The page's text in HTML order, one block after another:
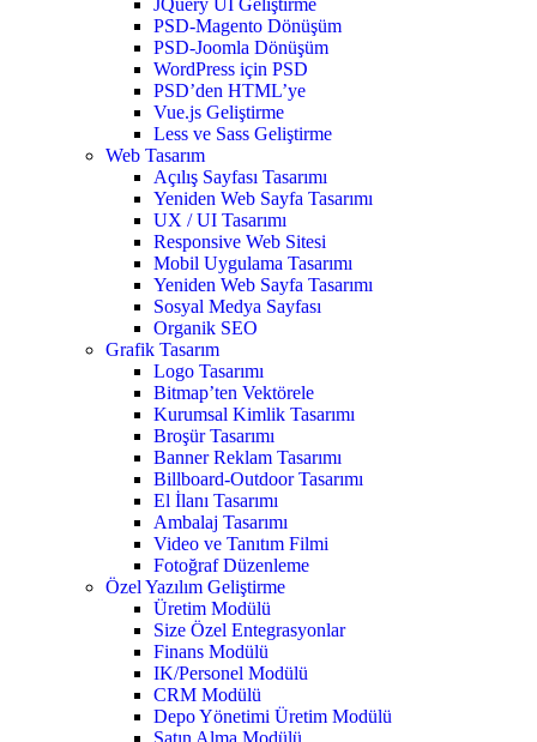
JQuery UI Geliştirme
PSD-Magento Dönüşüm
PSD-Joomla Dönüşüm
WordPress için PSD
PSD’den HTML’ye
Vue.js Geliştirme
Less ve Sass Geliştirme
Web Tasarım
Açılış Sayfası Tasarımı
Yeniden Web Sayfa Tasarımı
UX / UI Tasarımı
Responsive Web Sitesi
Mobil Uygulama Tasarımı
Yeniden Web Sayfa Tasarımı
Sosyal Medya Sayfası
Organik SEO
Grafik Tasarım
Logo Tasarımı
Bitmap’ten Vektörele
Kurumsal Kimlik Tasarımı
Broşür Tasarımı
Banner Reklam Tasarımı
Billboard-Outdoor Tasarımı
El İlanı Tasarımı
Ambalaj Tasarımı
Video ve Tanıtım Filmi
Fotoğraf Düzenleme
Özel Yazılım Geliştirme
Üretim Modülü
Size Özel Entegrasyonlar
Finans Modülü
IK/Personel Modülü
CRM Modülü
Depo Yönetimi Üretim Modülü
Satın Alma Modülü